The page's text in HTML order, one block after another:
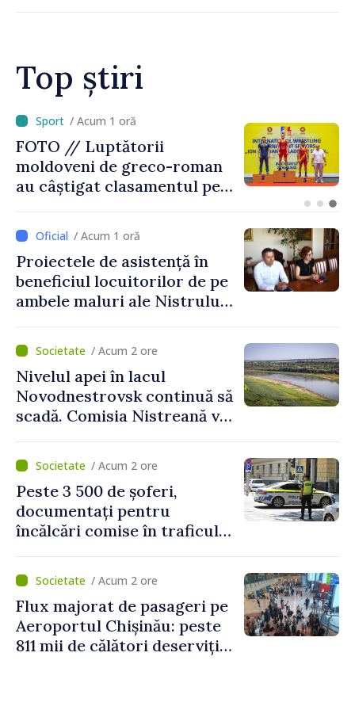
Top știri
/ Acum 26 minute
Alertă de călătorie în
Catania, după intensificarea
activității vulcanului Etna.
urmărească recomandările
autorităților italiene
/ Acum 1 oră
Proiectele de asistență în
beneficiul locuitorilor de pe
ambele maluri ale Nistrului
viceprim-ministrului cu
reprezentanta rezidentă a
PNUD în Republica Moldova,
Daniela Gasparikova
/ Acum 2 ore
Nivelul apei în lacul
Novodnestrovsk continuă să
scadă. Comisia Nistreană va
/ Acum 2 ore
Peste 3 500 de șoferi,
documentați pentru
încălcări comise în traficul
depășit limita de viteză
/ Acum 2 ore
Flux majorat de pasageri pe
Aeroportul Chișinău: peste
811 mii de călători deserviți